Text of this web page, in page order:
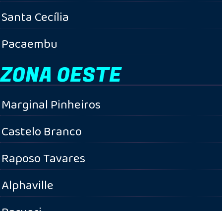
Santa Cecília
Pacaembu
ZONA OESTE
Marginal Pinheiros
Castelo Branco
Raposo Tavares
Alphaville